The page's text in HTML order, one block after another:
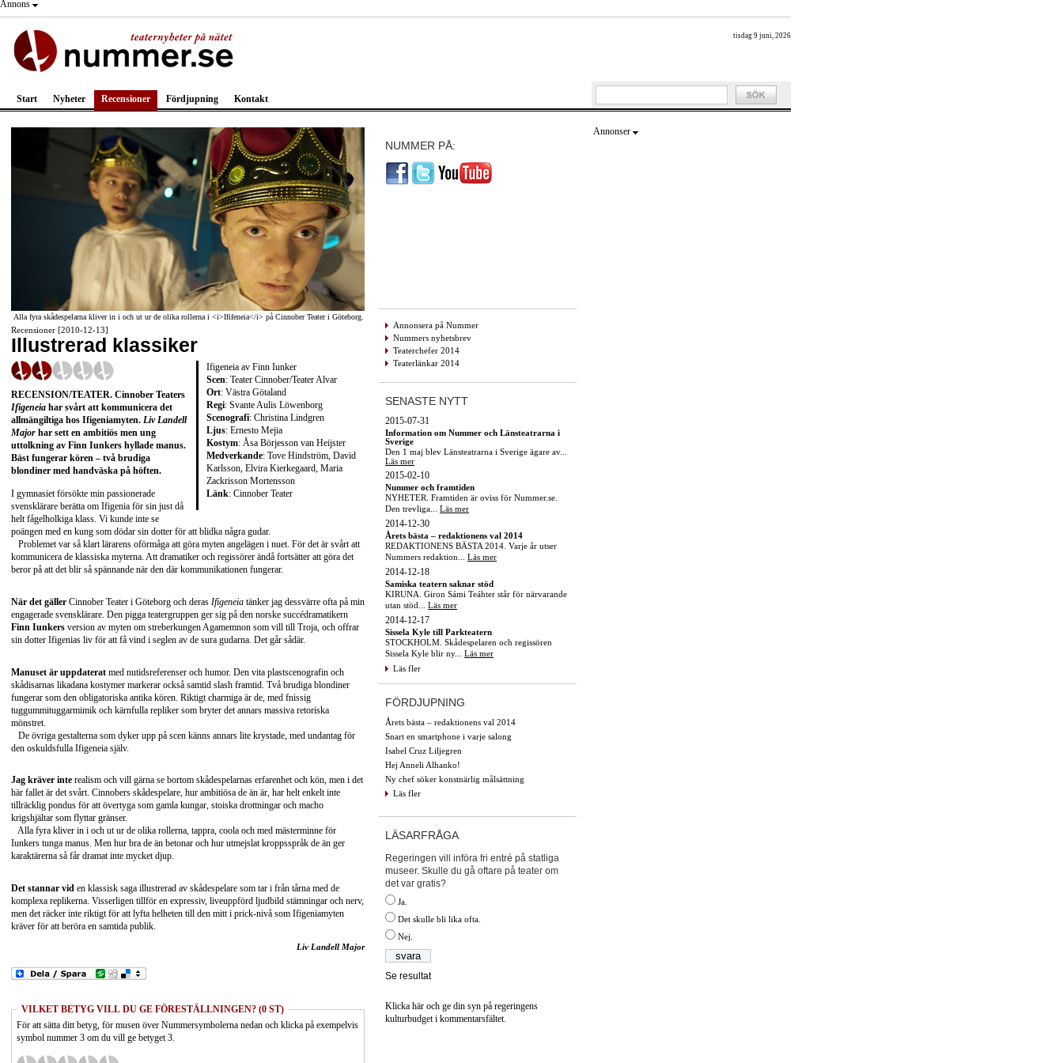
Annons
tisdag 9 juni, 2026
Start Nyheter Recensioner Fördjupning Kontakt
Alla fyra skådespelarna kliver in i och ut ur de olika rollerna i <i>Ififeneia</i> på Cinnober Teater i Göteborg.
Recensioner [2010-12-13]
Illustrerad klassiker
Ifigeneia av Finn Iunker
Scen: Teater Cinnober/Teater Alvar
Ort: Västra Götaland
Regi: Svante Aulis Löwenborg
Scenografi: Christina Lindgren
Ljus: Ernesto Mejia
Kostym: Åsa Börjesson van Heijster
Medverkande: Tove Hindström, David
Karlsson, Elvira Kierkegaard, Maria
Zackrisson Mortensson
Länk: Cinnober Teater
RECENSION/TEATER. Cinnober Teaters
Ifigeneia har svårt att kommunicera det
allmängiltiga hos Ifigeniamyten. Liv Landell
Major har sett en ambitiös men ung
uttolkning av Finn Iunkers hyllade manus.
Bäst fungerar kören – två brudiga
blondiner med handväska på höften.
I gymnasiet försökte min passionerade
svensklärare berätta om Ifigenia för sin just då
helt fågelholkiga klass. Vi kunde inte se
poängen med en kung som dödar sin dotter för att blidka några gudar.
Problemet var så klart lärarens oförmåga att göra myten angelägen i nuet. För det är svårt att
kommunicera de klassiska myterna. Att dramatiker och regissörer ändå fortsätter att göra det
beror på att det blir så spännande när den där kommunikationen fungerar.
När det gäller Cinnober Teater i Göteborg och deras Ifigeneia tänker jag dessvärre ofta på min
engagerade svensklärare. Den pigga teatergruppen ger sig på den norske succédramatikern
Finn Iunkers version av myten om streberkungen Agamemnon som vill till Troja, och offrar
sin dotter Ifigenias liv för att få vind i seglen av de sura gudarna. Det går sådär.
Manuset är uppdaterat med nutidsreferenser och humor. Den vita plastscenografin och
skådisarnas likadana kostymer markerar också samtid slash framtid. Två brudiga blondiner
fungerar som den obligatoriska antika kören. Riktigt charmiga är de, med fnissig
tuggummituggarmimik och kärnfulla repliker som bryter det annars massiva retoriska
mönstret.
De övriga gestalterna som dyker upp på scen känns annars lite krystade, med undantag för
den oskuldsfulla Ifigeneia själv.
Jag kräver inte realism och vill gärna se bortom skådespelarnas erfarenhet och kön, men i det
här fallet är det svårt. Cinnobers skådespelare, hur ambitiösa de än är, har helt enkelt inte
tillräcklig pondus för att övertyga som gamla kungar, stoiska drottningar och macho
krigshjältar som flyttar gränser.
Alla fyra kliver in i och ut ur de olika rollerna, tappra, coola och med mästerminne för
Iunkers tunga manus. Men hur bra de än betonar och hur utmejslat kroppsspråk de än ger
karaktärerna så får dramat inte mycket djup.
Det stannar vid en klassisk saga illustrerad av skådespelare som tar i från tårna med de
komplexa replikerna. Visserligen tillför en expressiv, liveuppförd ljudbild stämningar och nerv,
men det räcker inte riktigt för att lyfta helheten till den mitt i prick-nivå som Ifigeniamyten
kräver för att beröra en samtida publik.
Liv Landell Major
VILKET BETYG VILL DU GE FÖRESTÄLLNINGEN? (0 ST)
För att sätta ditt betyg, för musen över Nummersymbolerna nedan och klicka på exempelvis
symbol nummer 3 om du vill ge betyget 3.
NUMMER PÅ:
Annonsera på Nummer
Nummers nyhetsbrev
Teaterchefer 2014
Teaterlänkar 2014
SENASTE NYTT
2015-07-31
Information om Nummer och Länsteatrarna i
Sverige
Den 1 maj blev Länsteatrarna i Sverige ägare av...
Läs mer
2015-02-10
Nummer och framtiden
NYHETER. Framtiden är oviss för Nummer.se.
Den trevliga... Läs mer
2014-12-30
Årets bästa – redaktionens val 2014
REDAKTIONENS BÄSTA 2014. Varje år utser
Nummers redaktion... Läs mer
2014-12-18
Samiska teatern saknar stöd
KIRUNA. Giron Sámi Teáhter står för närvarande
utan stöd... Läs mer
2014-12-17
Sissela Kyle till Parkteatern
STOCKHOLM. Skådespelaren och regissören
Sissela Kyle blir ny... Läs mer
Läs fler
FÖRDJUPNING
Årets bästa – redaktionens val 2014
Snart en smartphone i varje salong
Isabel Cruz Liljegren
Hej Anneli Alhanko!
Ny chef söker konstnärlig målsättning
Läs fler
LÄSARFRÅGA
Regeringen vill införa fri entré på statliga
museer. Skulle du gå oftare på teater om
det var gratis?
Ja.
Det skulle bli lika ofta.
Nej.
Se resultat
Klicka här och ge din syn på regeringens
kulturbudget i kommentarsfältet.
Annonser